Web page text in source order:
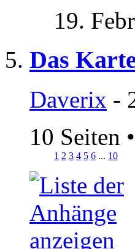
19.
Das
Daverix -
10 Seiten •
1 2 3 4 5 6 ... 10